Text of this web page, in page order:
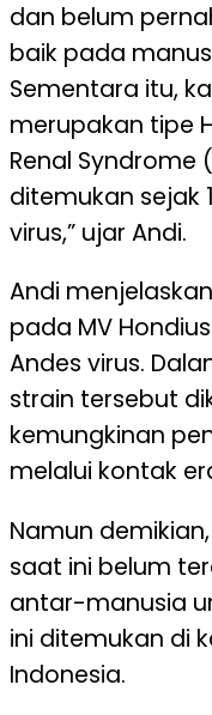
dan belum
baik pada
Sementara itu,
merupakan tipe
Renal Syndrome
ditemukan sejak
virus,” ujar Andi.
Andi
pada MV
Andes virus.
strain tersebut
kemungkinan
melalui kontak
Namun
saat ini belum
antar-manusia
ini ditemukan di
Indonesia.